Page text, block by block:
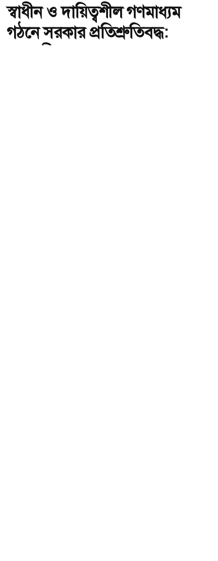
স্বাধীন ও দায়িত্বশীল গণমাধ্যম
গঠনে সরকার প্রতিশ্রুতিবদ্ধ: